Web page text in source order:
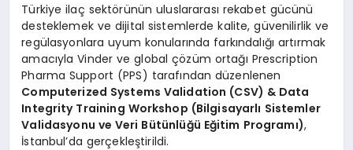
Türkiye ilaç sektörünün uluslararası rekabet gücünü
desteklemek ve dijital sistemlerde kalite, güvenilirlik ve
regülasyonlara uyum konularında farkındalığı artırmak
amacıyla Vinder ve global çözüm ortağı Prescription
Pharma Support (PPS) tarafından düzenlenen
Computerized Systems Validation (CSV) & Data
Integrity Training Workshop (Bilgisayarlı Sistemler
Validasyonu ve Veri Bütünlüğü Eğitim Programı),
İstanbul’da gerçekleştirildi.